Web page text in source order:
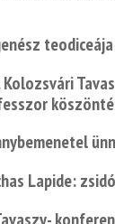
teodiceája
Kolozsvári
Lapide: